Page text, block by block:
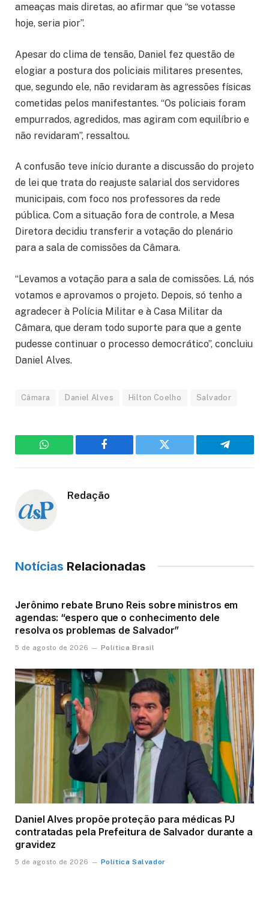
ameaças mais diretas, ao afirmar que “se votasse
hoje, seria pior”.
Apesar do clima de tensão, Daniel fez questão de
elogiar a postura dos policiais militares presentes,
que, segundo ele, não revidaram às agressões físicas
cometidas pelos manifestantes. “Os policiais foram
empurrados, agredidos, mas agiram com equilíbrio e
não revidaram”, ressaltou.
A confusão teve início durante a discussão do projeto
de lei que trata do reajuste salarial dos servidores
municipais, com foco nos professores da rede
pública. Com a situação fora de controle, a Mesa
Diretora decidiu transferir a votação do plenário
para a sala de comissões da Câmara.
“Levamos a votação para a sala de comissões. Lá, nós
votamos e aprovamos o projeto. Depois, só tenho a
agradecer à Polícia Militar e à Casa Militar da
Câmara, que deram todo suporte para que a gente
pudesse continuar o processo democrático”, concluiu
Daniel Alves.
Câmara Daniel Alves Hilton Coelho Salvador
WhatsApp Facebook Twitter Telegram
Redação
Notícias Relacionadas
Jerônimo rebate Bruno Reis sobre ministros em
agendas: “espero que o conhecimento dele
resolva os problemas de Salvador”
5 de agosto de 2026 Política Brasil
Daniel Alves propõe proteção para médicas PJ
contratadas pela Prefeitura de Salvador durante a
gravidez
5 de agosto de 2026 Política Salvador